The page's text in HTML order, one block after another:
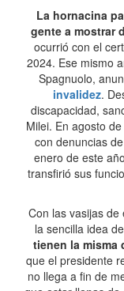
La hornacina
gente a mostrar
ocurrió con el
2024. Ese mismo
Spagnuolo,
invalidez.
discapacidad,
Milei. En agosto
con denuncias
enero de este
transfirió sus
Con las vasijas
la sencilla idea
tienen la misma
que el presidente
no llega a fin de